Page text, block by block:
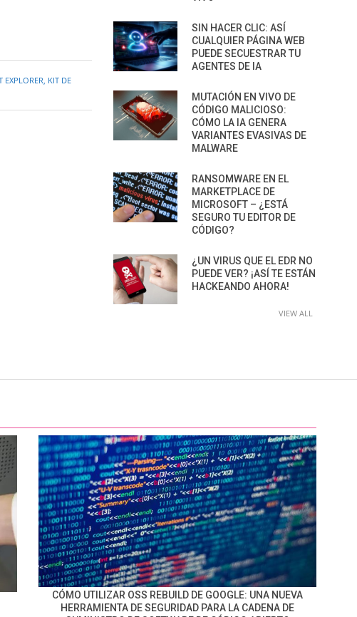
EXPLORER KIT DE
SIN HACER CLIC: ASÍ
CUALQUIER PÁGINA WEB
PUEDE SECUESTRAR TU
AGENTES DE IA
MUTACIÓN EN VIVO DE
CÓDIGO MALICIOSO:
CÓMO LA IA GENERA
VARIANTES EVASIVAS DE
MALWARE
RANSOMWARE EN EL
MARKETPLACE DE
MICROSOFT – ¿ESTÁ
SEGURO TU EDITOR DE
CÓDIGO?
¿UN VIRUS QUE EL EDR NO
PUEDE VER? ¡ASÍ TE ESTÁN
HACKEANDO AHORA!
VIEW ALL
CÓMO UTILIZAR OSS REBUILD DE GOOGLE: UNA NUEVA
HERRAMIENTA DE SEGURIDAD PARA LA CADENA DE